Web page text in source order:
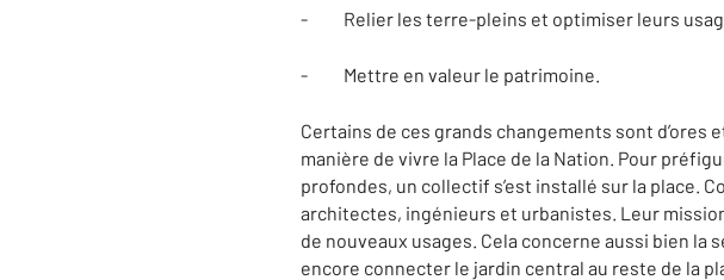
- Relier les terre-pleins et optimiser leurs
- Mettre en valeur le patrimoine.
Certains de ces grands changements sont d’ores
manière de vivre la Place de la Nation. Pour
profondes, un collectif s’est installé sur la place.
architectes, ingénieurs et urbanistes. Leur
de nouveaux usages. Cela concerne aussi bien
encore connecter le jardin central au reste de la